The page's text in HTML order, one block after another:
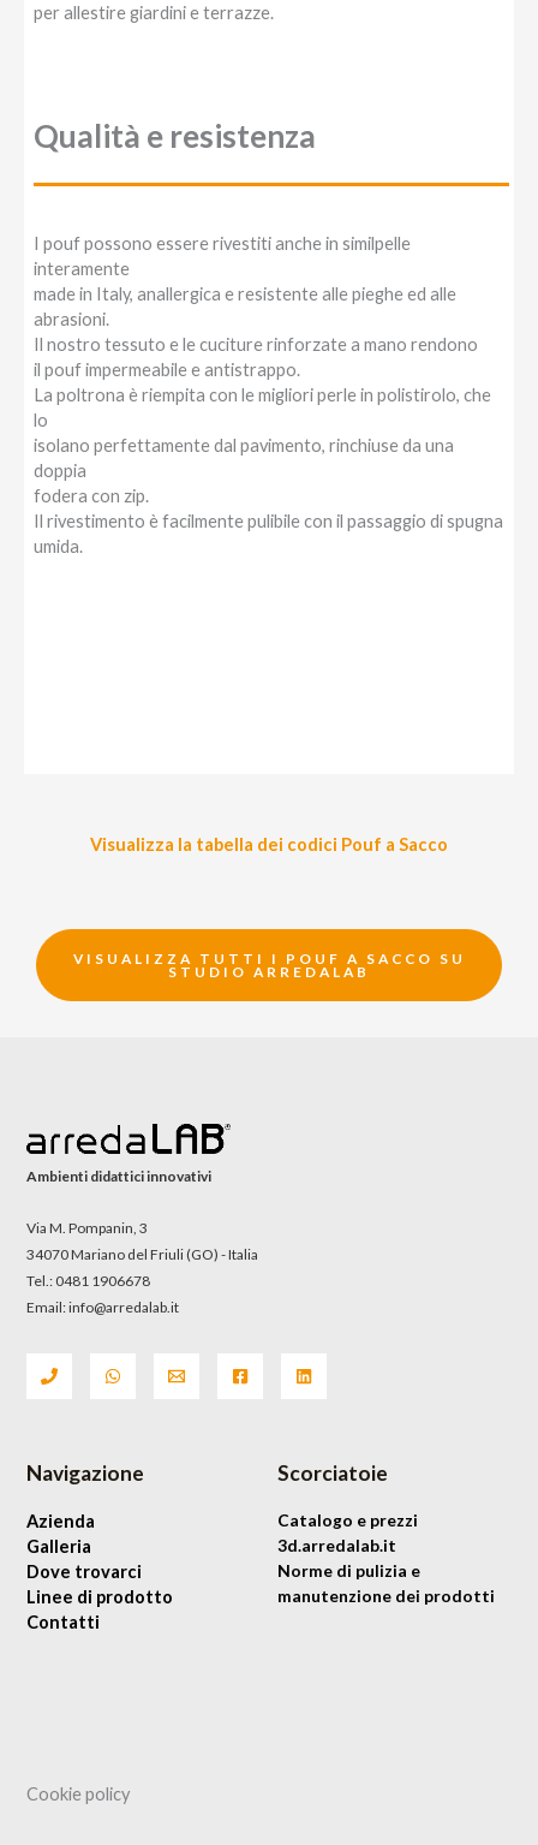
per allestire giardini e terrazze.
Qualità e resistenza
I pouf possono essere rivestiti anche in similpelle
interamente
made in Italy, anallergica e resistente alle pieghe ed alle
abrasioni.
Il nostro tessuto e le cuciture rinforzate a mano rendono
il pouf impermeabile e antistrappo.
La poltrona è riempita con le migliori perle in polistirolo, che
lo
isolano perfettamente dal pavimento, rinchiuse da una
doppia
fodera con zip.
Il rivestimento è facilmente pulibile con il passaggio di spugna
umida.
Visualizza la tabella dei codici Pouf a Sacco
VISUALIZZA TUTTI I POUF A SACCO SU
STUDIO ARREDALAB
Ambienti didattici innovativi
Via M. Pompanin, 3
34070 Mariano del Friuli (GO) - Italia
Tel.: 0481 1906678
Email: info@arredalab.it
Navigazione
Azienda
Galleria
Dove trovarci
Linee di prodotto
Contatti
Cookie policy
Scorciatoie
Catalogo e prezzi
3d.arredalab.it
Norme di pulizia e
manutenzione dei prodotti